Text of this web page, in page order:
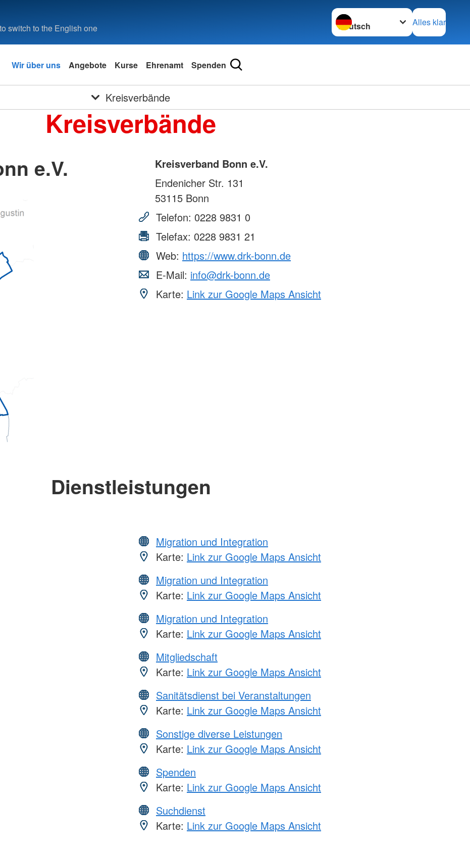
switch to the English one
Sprache wechseln zu
Alles klar
Wir über uns Angebote Kurse Ehrenamt Spenden
Kreisverbände
Kreisverbände
e.V.
Kreisverband Bonn e.V.
Endenicher Str. 131
53115 Bonn
Telefon: 0228 9831 0
Telefax: 0228 9831 21
Web: https://www.drk-bonn.de
E-Mail: info@drk-bonn.de
Karte: Link zur Google Maps Ansicht
Dienstleistungen
Migration und Integration
Karte: Link zur Google Maps Ansicht
Migration und Integration
Karte: Link zur Google Maps Ansicht
Migration und Integration
Karte: Link zur Google Maps Ansicht
Mitgliedschaft
Karte: Link zur Google Maps Ansicht
Sanitätsdienst bei Veranstaltungen
Karte: Link zur Google Maps Ansicht
Sonstige diverse Leistungen
Karte: Link zur Google Maps Ansicht
Spenden
Karte: Link zur Google Maps Ansicht
Suchdienst
Karte: Link zur Google Maps Ansicht